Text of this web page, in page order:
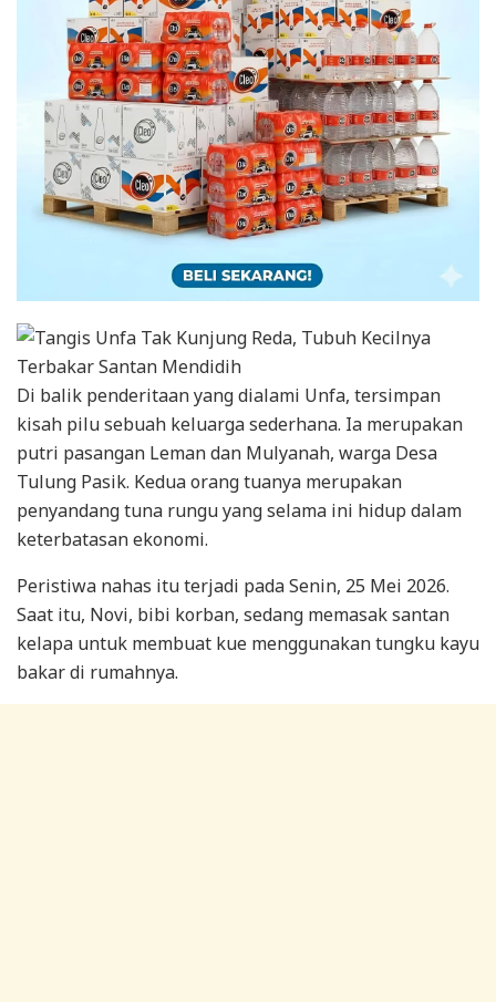
Di balik penderitaan yang dialami Unfa, tersimpan
kisah pilu sebuah keluarga sederhana. Ia merupakan
putri pasangan Leman dan Mulyanah, warga Desa
Tulung Pasik. Kedua orang tuanya merupakan
penyandang tuna rungu yang selama ini hidup dalam
keterbatasan ekonomi.
Peristiwa nahas itu terjadi pada Senin, 25 Mei 2026.
Saat itu, Novi, bibi korban, sedang memasak santan
kelapa untuk membuat kue menggunakan tungku kayu
bakar di rumahnya.